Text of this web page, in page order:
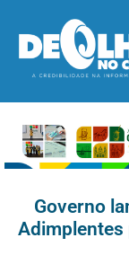
Governo
Adimplentes